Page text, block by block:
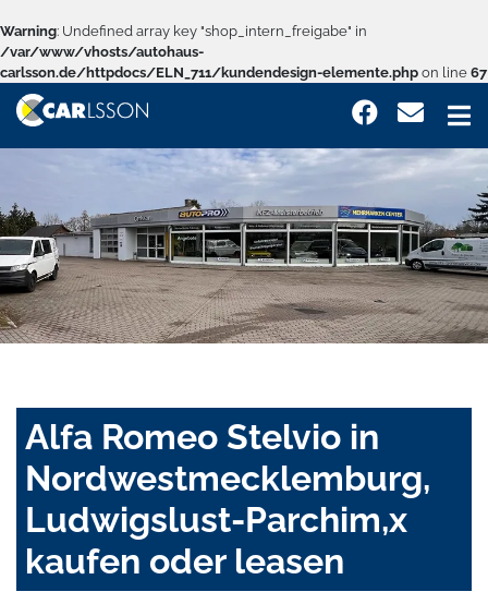
Warning: Undefined array key "shop_intern_freigabe" in
/var/www/vhosts/autohaus-
carlsson.de/httpdocs/ELN_711/kundendesign-elemente.php on line 67
Alfa Romeo Stelvio in
Nordwestmecklemburg,
Ludwigslust-Parchim,x
kaufen oder leasen